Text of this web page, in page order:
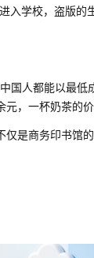
入学校，盗版的
人都能以最低
，一杯奶茶的价
是商务印书馆